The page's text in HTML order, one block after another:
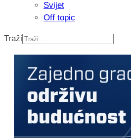
Recenzija: Einhell
nikada prije
Svijet
Off topic
Traži